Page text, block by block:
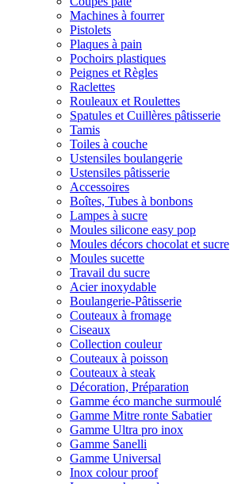
Machines à fourrer
Pistolets
Plaques à pain
Pochoirs plastiques
Peignes et Règles
Raclettes
Rouleaux et Roulettes
Spatules et Cuillères pâtisserie
Tamis
Toiles à couche
Ustensiles boulangerie
Ustensiles pâtisserie
Accessoires
Boîtes, Tubes à bonbons
Lampes à sucre
Moules silicone easy pop
Moules décors chocolat et sucre
Moules sucette
Travail du sucre
Acier inoxydable
Boulangerie-Pâtisserie
Couteaux à fromage
Ciseaux
Collection couleur
Couteaux à poisson
Couteaux à steak
Décoration, Préparation
Gamme éco manche surmoulé
Gamme Mitre ronte Sabatier
Gamme Ultra pro inox
Gamme Sanelli
Gamme Universal
Inox colour proof